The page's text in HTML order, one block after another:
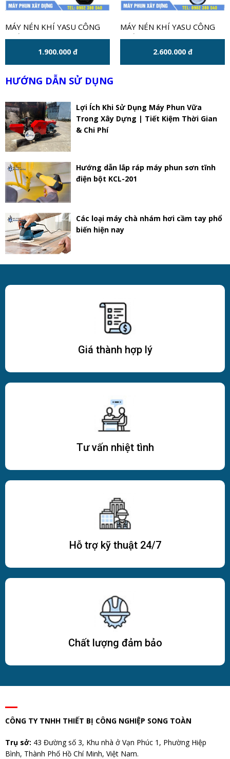
MÁY NÉN KHÍ YASU CÔNG
SUẤT 1HP 30 LÍT
1.900.000 đ
MÁY NÉN KHÍ YASU CÔNG
SUẤT 3HP 30 LÍT VÀNG
2.600.000 đ
HƯỚNG DẪN SỬ DỤNG
Lợi Ích Khi Sử Dụng Máy Phun Vữa
Trong Xây Dựng | Tiết Kiệm Thời Gian
& Chi Phí
Hướng dẫn lắp ráp máy phun sơn tĩnh
điện bột KCL-201
Các loại máy chà nhám hơi cầm tay phổ
biến hiện nay
Giá thành hợp lý
Tư vấn nhiệt tình
Hỗ trợ kỹ thuật 24/7
Chất lượng đảm bảo
CÔNG TY TNHH THIẾT BỊ CÔNG NGHIỆP SONG TOÀN
Trụ sở: 43 Đường số 3, Khu nhà ở Vạn Phúc 1, Phường Hiệp
Bình, Thành Phố Hồ Chí Minh, Việt Nam.